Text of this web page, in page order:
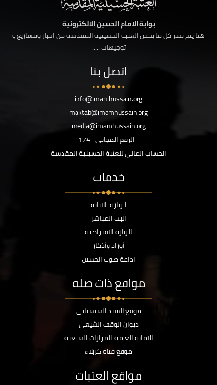
بوابة الامام الحسين الالكترونية
هنا يتم نشر كل ما يخص العتبة الحسينية المقدسة من اخبار ومشاريع و
توجيهات ......
اتصل بنا
info@imamhussain.org
maktab@imamhussain.org
media@imamhussain.org
الرقم المجاني 174
الحساب المالي للعتبة الحسينية المقدسة
خدمات
الزيارة بالانابة
البث المباشر
الزيارة الافتراضية
أوراد وأذكار
اذاعة صوت الحسين
مواقع ذات صلة
موقع السيد السيستاني
ديوان الوقف الشيعي
الامانة العامة للمزارات الشيعية
موقع قناة كربلاء
مواقع العتبات